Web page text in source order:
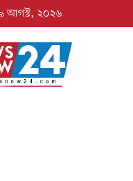
আগস্ট, ২০২৬